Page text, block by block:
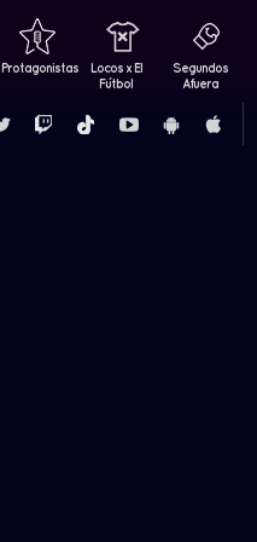
Protagonistas
Locos x El
Fútbol
Segundos
Afuera